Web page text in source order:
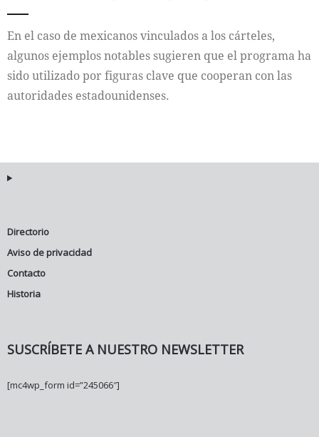
En el caso de mexicanos vinculados a los cárteles,
algunos ejemplos notables sugieren que el programa ha
sido utilizado por figuras clave que cooperan con las
autoridades estadounidenses.
Directorio
Aviso de privacidad
Contacto
Historia
SUSCRÍBETE A NUESTRO NEWSLETTER
[mc4wp_form id=”245066″]